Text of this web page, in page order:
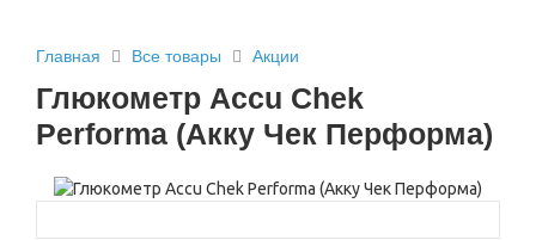
Главная Все товары Акции
Глюкометр Accu Chek
Performa (Акку Чек Перформа)